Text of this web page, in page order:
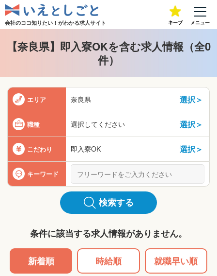
会社のココ知りたい！がわかる求人サイト キープ メニュー
【奈良県】即入寮OKを含む求人情報（全0
件）
エリア 奈良県 選択＞
職種 選択してください 選択＞
こだわり 即入寮OK 選択＞
キーワード
検索する
条件に該当する求人情報がありません。
新着順 時給順 就職早い順